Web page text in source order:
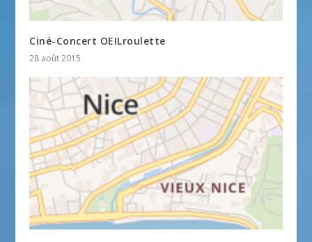
Ciné-Concert OEILroulette
28 août 2015